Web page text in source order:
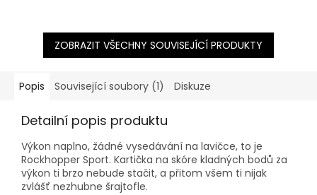
ZOBRAZIT VŠECHNY SOUVISEJÍCÍ PRODUKTY
Popis Související soubory (1) Diskuze
Detailní popis produktu
Výkon naplno, žádné vysedávání na lavičce, to je
Rockhopper Sport. Kartička na skóre kladných bodů za
výkon ti brzo nebude stačit, a přitom všem ti nijak
zvlášť nezhubne šrajtofle.